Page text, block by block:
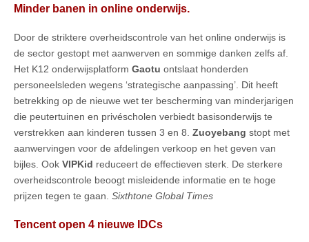
Minder banen in online onderwijs.
Door de striktere overheidscontrole van het online onderwijs is
de sector gestopt met aanwerven en sommige danken zelfs af.
Het K12 onderwijsplatform Gaotu ontslaat honderden
personeelsleden wegens ‘strategische aanpassing’. Dit heeft
betrekking op de nieuwe wet ter bescherming van minderjarigen
die peutertuinen en privéscholen verbiedt basisonderwijs te
verstrekken aan kinderen tussen 3 en 8. Zuoyebang stopt met
aanwervingen voor de afdelingen verkoop en het geven van
bijles. Ook VIPKid reduceert de effectieven sterk. De sterkere
overheidscontrole beoogt misleidende informatie en te hoge
prijzen tegen te gaan. Sixthtone Global Times
Tencent open 4 nieuwe IDCs